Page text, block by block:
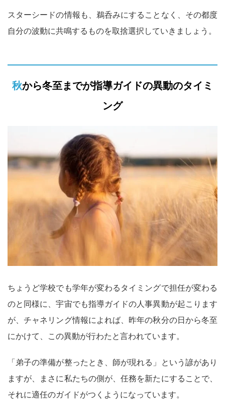
スターシードの情報も、鵜呑みにすることなく、その都度
自分の波動に共鳴するものを取捨選択していきましょう。
秋から冬至までが指導ガイドの異動のタイミ
ング
ちょうど学校でも学年が変わるタイミングで担任が変わる
のと同様に、宇宙でも指導ガイドの人事異動が起こります
が、チャネリング情報によれば、昨年の秋分の日から冬至
にかけて、この異動が行わたと言われています。
「弟子の準備が整ったとき、師が現れる」という諺があり
ますが、まさに私たちの側が、任務を新たにすることで、
それに適任のガイドがつくようになっています。